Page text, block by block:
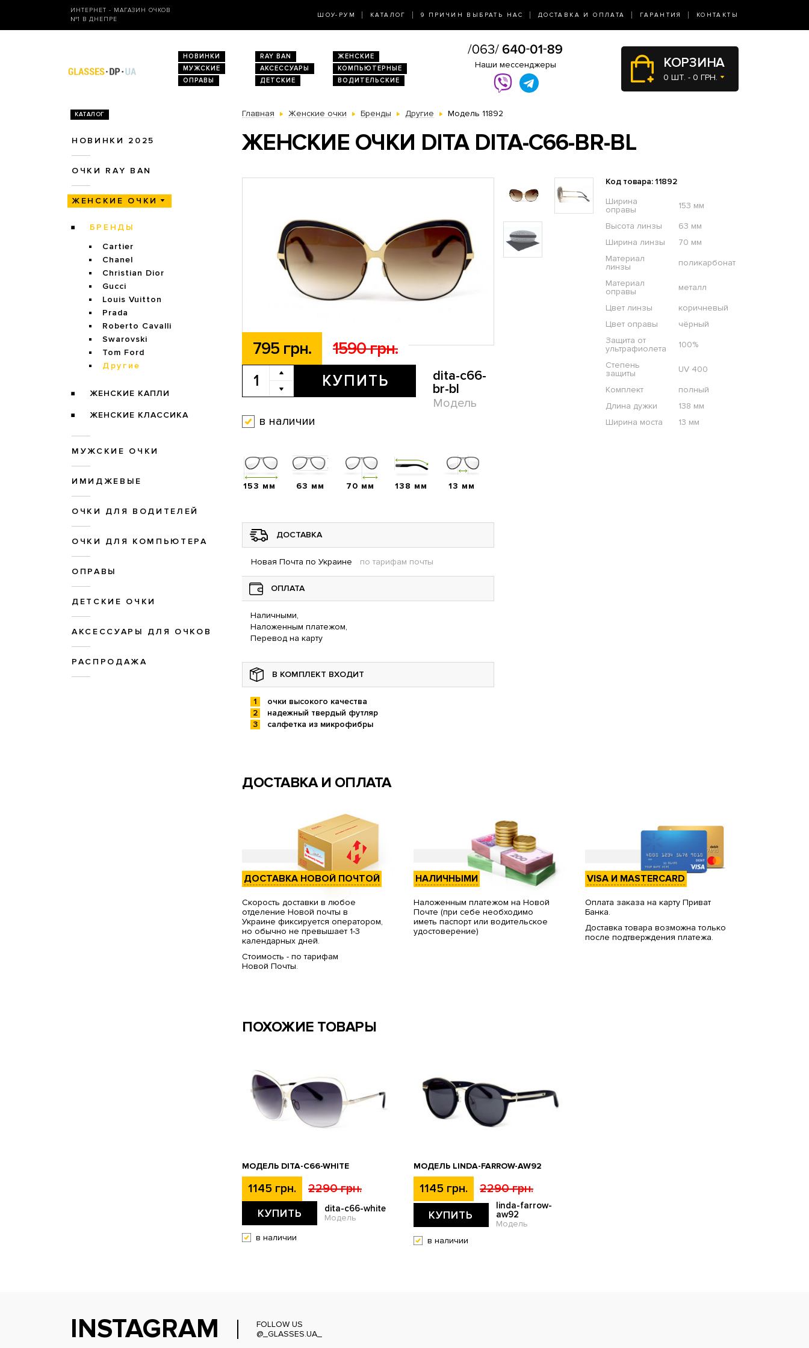
ИНТЕРНЕТ - МАГАЗИН ОЧКОВ
№1 В ДНЕПРЕ
ШОУ-РУМ КАТАЛОГ 9 ПРИЧИН ВЫБРАТЬ НАС ДОСТАВКА И ОПЛАТА ГАРАНТИЯ КОНТАКТЫ
НОВИНКИ RAY BAN
ЖЕНСКИЕ
МУЖСКИЕ
АКСЕССУАРЫ
КОМПЬЮТЕРНЫЕ
ОПРАВЫ
ДЕТСКИЕ ВОДИТЕЛЬСКИЕ
Наши мессенджеры КОРЗИНА
0 ШТ. - 0 ГРН.
КАТАЛОГ
НОВИНКИ 2025
ОЧКИ RAY BAN
ЖЕНСКИЕ ОЧКИ
БРЕНДЫ
Cartier
Chanel
Christian Dior
Gucci
Louis Vuitton
Prada
Roberto Cavalli
Swarovski
Tom Ford
Другие
ЖЕНСКИЕ КАПЛИ
ЖЕНСКИЕ КЛАССИКА
МУЖСКИЕ ОЧКИ
ИМИДЖЕВЫЕ
ОЧКИ ДЛЯ ВОДИТЕЛЕЙ
ОЧКИ ДЛЯ КОМПЬЮТЕРА
ОПРАВЫ
ДЕТСКИЕ ОЧКИ
АКСЕССУАРЫ ДЛЯ ОЧКОВ
РАСПРОДАЖА
Главная Женские очки Бренды Другие Модель 11892
ЖЕНСКИЕ ОЧКИ DITA DITA-C66-BR-BL
795 грн. 1590 грн.
КУПИТЬ
dita-c66-
br-bl
Модель
в наличии
Код товара: 11892
Ширина
оправы
153 мм
Высота линзы
63 мм
Ширина линзы
70 мм
Материал
линзы
поликарбонат
Материал
оправы
металл
Цвет линзы
коричневый
Цвет оправы
чёрный
Защита от
ультрафиолета
100%
Степень
защиты
UV 400
Комплект
полный
Длина дужки
138 мм
Ширина моста
13 мм
153 мм 63 мм 70 мм 138 мм 13 мм
ДОСТАВКА
Новая Почта по Украине по тарифам почты
ОПЛАТА
Наличными,
Наложенным платежом,
Перевод на карту
В КОМПЛЕКТ ВХОДИТ
очки высокого качества
надежный твердый футляр
салфетка из микрофибры
ДОСТАВКА И ОПЛАТА
ДОСТАВКА НОВОЙ ПОЧТОЙ
Скорость доставки в любое
отделение Новой почты в
Украине фиксируется оператором,
но обычно не превышает 1-3
календарных дней.
Стоимость - по тарифам
Новой Почты.
НАЛИЧНЫМИ
Наложенным платежом на Новой
Почте (при себе необходимо
иметь паспорт или водительское
удостоверение)
VISA И MASTERCARD
Оплата заказа на карту Приват
Банка.
Доставка товара возможна только
после подтверждения платежа.
ПОХОЖИЕ ТОВАРЫ
МОДЕЛЬ DITA-C66-WHITE
1145 грн. 2290 грн.
КУПИТЬ dita-c66-white
Модель
в наличии
МОДЕЛЬ LINDA-FARROW-AW92
1145 грн. 2290 грн.
КУПИТЬ
linda-farrow-
aw92
Модель
в наличии
INSTAGRAM
FOLLOW US
@_GLASSES.UA_